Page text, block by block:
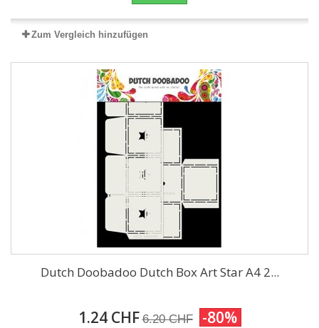
Zum Vergleich hinzufügen
Dutch Doobadoo Dutch Box Art Star A4 2...
1.24 CHF 6.20 CHF -80%